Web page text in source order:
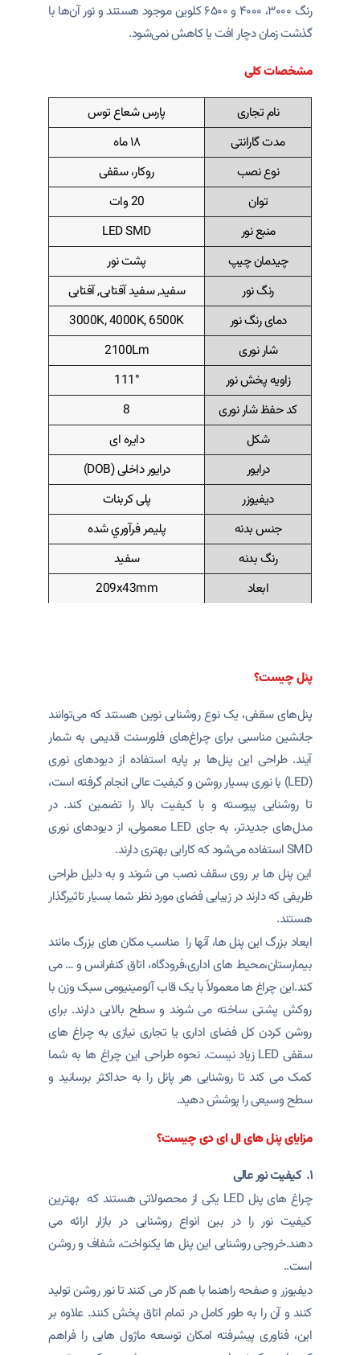
رنگ ۳۰۰۰، ۴۰۰۰ و ۶۵۰۰ کلوین موجود هستند و نور آن‌ها با
گذشت زمان دچار افت یا کاهش نمی‌شود.
مشخصات کلی
نام تجاری
پارس شعاع توس
مدت گارانتی
۱۸ ماه
نوع نصب
روکار، سقفی
توان
20 وات
منبع نور
LED SMD
چیدمان چیپ
پشت نور
رنگ نور
سفید, سفید آفتابی, آفتابی
دمای رنگ نور
3000K, 4000K, 6500K
شار نوری
2100Lm
زاویه پخش نور
111°
کد حفظ شار نوری
8
شکل
دایره ای
درایور
درایور داخلی (ِDOB)
دیفیوزر
پلی کربنات
جنس بدنه
پليمر فرآوري شده
رنگ بدنه
سفید
ابعاد
209x43mm
پنل چیست؟
پنل‌های سقفی، یک نوع روشنایی نوین هستند که می‌توانند
جانشین مناسبی برای چراغ‌های فلورسنت قدیمی به شمار
آیند. طراحی این پنل‌ها بر پایه استفاده از دیودهای نوری
(LED) با نوری بسیار روشن و کیفیت عالی انجام گرفته است،
تا روشنایی پیوسته و با کیفیت بالا را تضمین کند. در
مدل‌های جدیدتر، به جای LED معمولی، از دیودهای نوری
SMD استفاده می‌شود که کارایی بهتری دارند.
این پنل ها بر روی سقف نصب می شوند و به دلیل طراحی
ظریفی که دارند در زیبایی فضای مورد نظر شما بسیار تاثیرگذار
هستند.
ابعاد بزرگ این پنل ها، آنها را مناسب مکان های بزرگ مانند
بیمارستان،محیط های اداری،فرودگاه، اتاق کنفرانس و … می
کند.این چراغ ها معمولاً با یک قاب آلومینیومی سبک وزن با
روکش پشتی ساخته می شوند و سطح بالایی دارند. برای
روشن کردن کل فضای اداری یا تجاری نیازی به چراغ های
سقفی LED زیاد نیست. نحوه طراحی این چراغ ها به شما
کمک می کند تا روشنایی هر پانل را به حداکثر برسانید و
سطح وسیعی را پوشش دهید.
مزایای پنل های ال ای دی چیست؟
۱. کیفیت نور عالی
چراغ های پنل LED یکی از محصولاتی هستند که بهترین
کیفیت نور را در بین انواع روشنایی در بازار ارائه می
دهند.خروجی روشنایی این پنل ها یکنواخت، شفاف و روشن
است..
دیفیوزر و صفحه راهنما با هم کار می کنند تا نور روشن تولید
کنند و آن را به طور کامل در تمام اتاق پخش کنند. علاوه بر
این، فناوری پیشرفته امکان توسعه ماژول هایی را فراهم